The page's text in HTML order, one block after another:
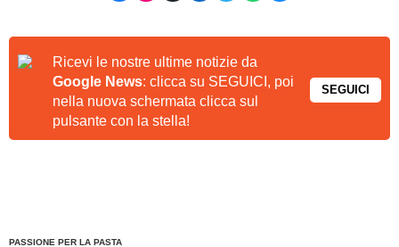
Ricevi le nostre ultime notizie da
Google News: clicca su SEGUICI, poi
nella nuova schermata clicca sul
pulsante con la stella!
SEGUICI
PASSIONE PER LA PASTA